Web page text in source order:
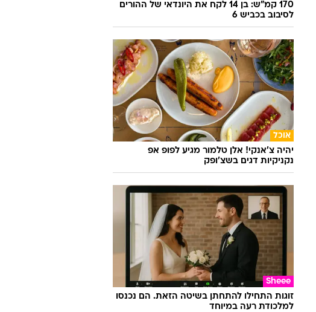
170 קמ"ש: בן 14 לקח את היונדאי של ההורים
לסיבוב בכביש 6
אוכל
יהיה צ'אנקי! אלן טלמור מגיע לפופ אפ
נקניקיות דגים בשצ'ופק
Sheee
זוגות התחילו להתחתן בשיטה הזאת. הם נכנסו
למלכודת רעה במיוחד